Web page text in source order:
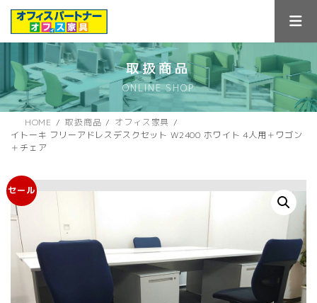
ス
キ
ン
に
取扱商品
ONLINE SHOP
HOME 取扱商品
オフィス家具
イトーキ フリーアドレスデスクセット W2400 ホワイト 4人用＋ワゴン
＋チェア
セール